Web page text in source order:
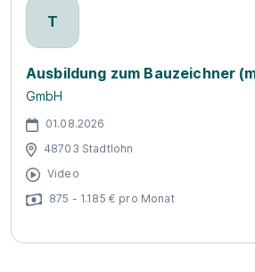
T
Ausbildung zum Bauzeichner
GmbH
01.08.2026
48703 Stadtlohn
Video
875 - 1.185 € pro Monat